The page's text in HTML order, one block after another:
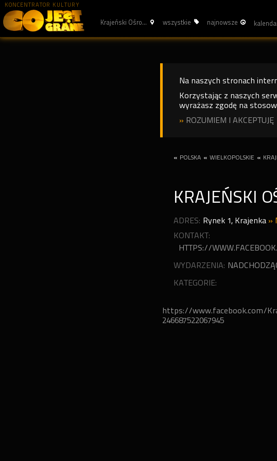
KONCENTRATOR KULTURY
Krajeński Ośro... wszystkie najnowsze
Na naszych stronach
Korzystając z naszych
wyrażasz zgodę na
» ROZUMIEM I AKCEPTUJĘ
« POLSKA « WIELKOPOLSKIE «
KRAJEŃSKI
ADRES: Rynek 1, Krajenka »
KONTAKT:
HTTPS://
WYDARZENIA:
KATEGORIE:
https://www.facebook.com/
246687522067945